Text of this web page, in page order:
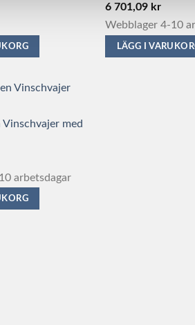
6 701,09 kr
Webblager 4-10
LÄGG I
Vinschvajer med
arbetsdagar